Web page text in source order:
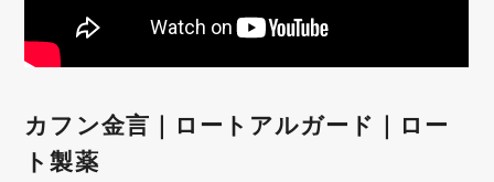
カフン金言｜ロートアルガード｜ロー
ト製薬